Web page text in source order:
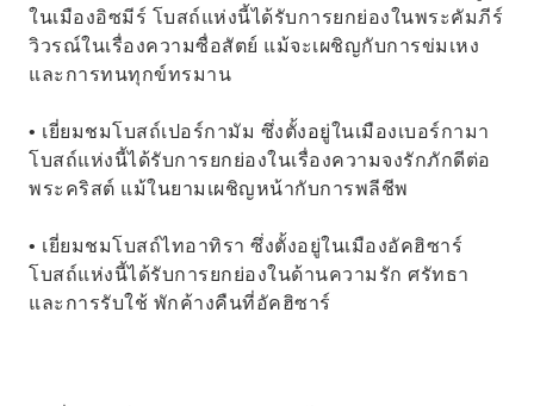
ในเมืองอิซมีร์ โบสถ์แห่งนี้ได้รับการยกย่องในพระคัมภีร์
วิวรณ์ในเรื่องความซื่อสัตย์ แม้จะเผชิญกับการข่มเหง
และการทนทุกข์ทรมาน
• เยี่ยมชมโบสถ์เปอร์กามัม ซึ่งตั้งอยู่ในเมืองเบอร์กามา
โบสถ์แห่งนี้ได้รับการยกย่องในเรื่องความจงรักภักดีต่อ
พระคริสต์ แม้ในยามเผชิญหน้ากับการพลีชีพ
• เยี่ยมชมโบสถ์ไทอาทิรา ซึ่งตั้งอยู่ในเมืองอัคฮิซาร์
โบสถ์แห่งนี้ได้รับการยกย่องในด้านความรัก ศรัทธา
และการรับใช้ พักค้างคืนที่อัคฮิซาร์